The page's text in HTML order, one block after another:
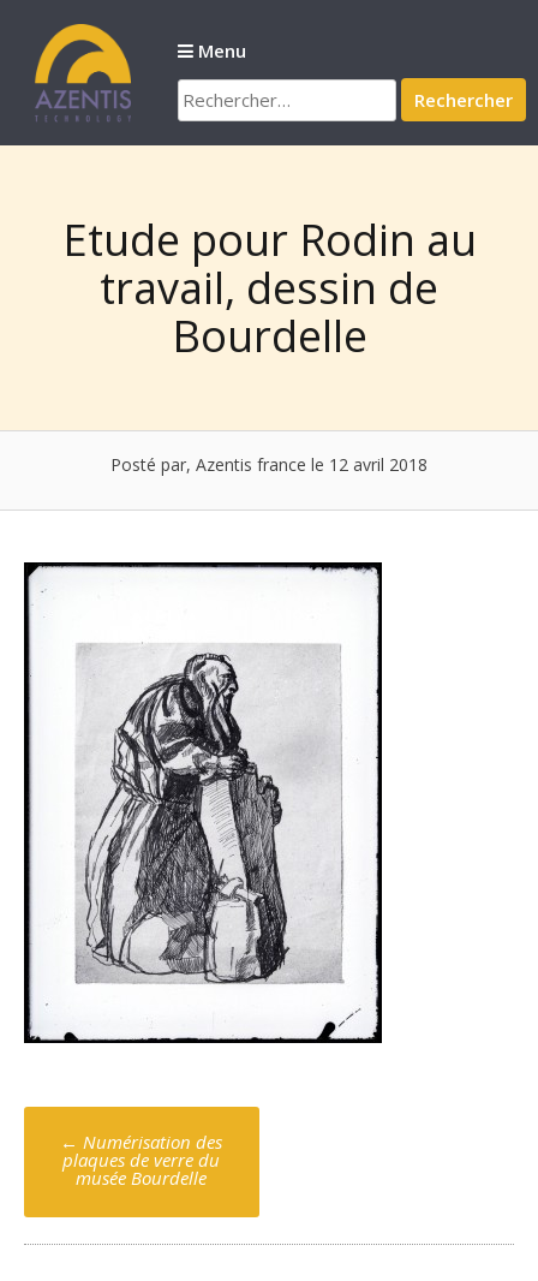
contenu
Menu
Rechercher :
Etude pour Rodin au
travail, dessin de
Bourdelle
Posté par, Azentis france le 12 avril 2018
Poste
navigation
← Numérisation des
plaques de verre du
musée Bourdelle